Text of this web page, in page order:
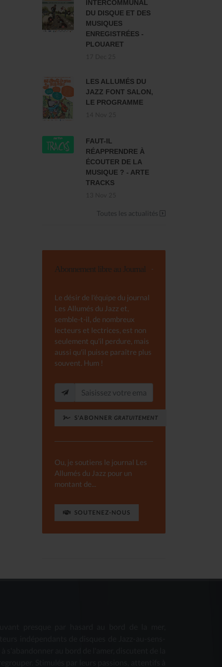
INTERCOMMUNAL
DU DISQUE ET DES
MUSIQUES
ENREGISTRÉES -
PLOUARET
LES ALLUMÉS DU
JAZZ FONT SALON,
LE PROGRAMME
FAUT-IL
RÉAPPRENDRE À
ÉCOUTER DE LA
MUSIQUE ? - ARTE
TRACKS
Toutes les actualités
Abonnement libre au Journal
Le désir de l'équipe du journal
Les Allumés du Jazz et,
semble-t-il, de nombreux
lecteurs et lectrices, est non
seulement qu'il perdure, mais
aussi qu'il puisse paraître plus
souvent. Hum !
S'ABONNER GRATUITEMENT
Ou, je soutiens le journal Les
Allumés du Jazz pour un
montant de...
SOUTENEZ-NOUS